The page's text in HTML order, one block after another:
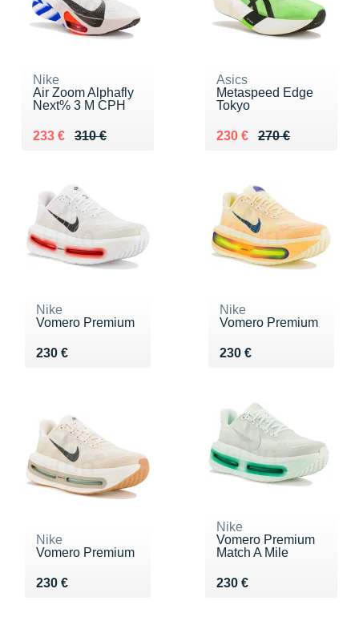
Nike
Air Zoom Alphafly
Next% 3 M CPH
310 €
Au lieu de 310 €
233 €
Vendu 233 €
Asics
Metaspeed Edge
Tokyo
270 €
Au lieu de 270 €
230 €
Vendu 230 €
Nike
Vomero Premium
230 €
Vendu 230 €
Nike
Vomero Premium
230 €
Vendu 230 €
Nike
Vomero Premium
230 €
Vendu 230 €
Nike
Vomero Premium
Match A Mile
230 €
Vendu 230 €